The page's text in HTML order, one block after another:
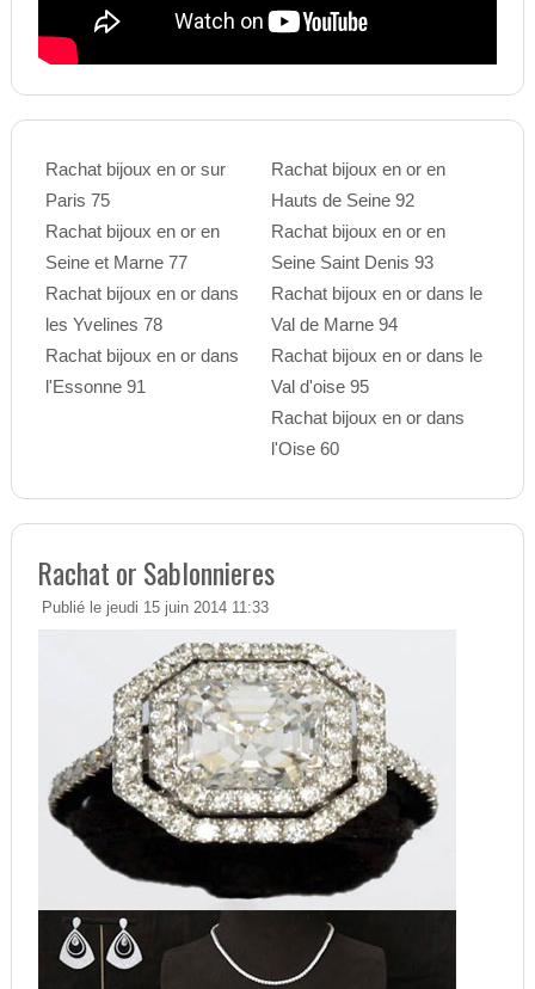
Rachat bijoux en or sur
Paris 75
Rachat bijoux en or en
Seine et Marne 77
Rachat bijoux en or dans
les Yvelines 78
Rachat bijoux en or dans
l'Essonne 91
Rachat bijoux en or en
Hauts de Seine 92
Rachat bijoux en or en
Seine Saint Denis 93
Rachat bijoux en or dans le
Val de Marne 94
Rachat bijoux en or dans le
Val d'oise 95
Rachat bijoux en or dans
l'Oise 60
Rachat or Sablonnieres
Publié le jeudi 15 juin 2014 11:33